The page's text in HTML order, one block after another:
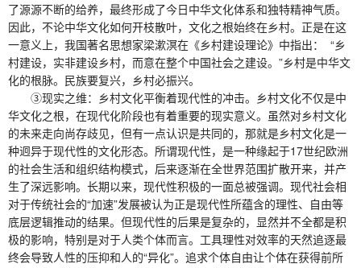
了源源不断的给养，最终形成了今日中华文化体系和独特精神气质。
因此，不论中华文化如何开枝散叶，文化之根始终在乡村。正是在这
一意义上，我国著名思想家梁漱溟在《乡村建设理论》中指出： “乡
村建设，实非建设乡村，而意在整个中国社会之建设。”乡村是中华文
化的根脉。民族要复兴，乡村必振兴。
③现实之维：乡村文化平衡着现代性的冲击。乡村文化不仅是中
华文化之根，在现代化阶段也有着重要的现实意义。虽然对乡村文化
的未来走向尚存歧见，但有一点认识是共同的，那就是乡村文化是一
种迥异于现代性的文化形态。所谓现代性，是一种缘起于17世纪欧洲
的社会生活和组织结构模式，后来逐渐在全世界范围扩散开来，并产
生了深远影响。长期以来，现代性积极的一面总被强调。现代社会相
对于传统社会的“加速”发展被认为正是现代性所蕴含的理性、自由等
底层逻辑推动的结果。但现代性的后果是复杂的，显然并不全都是积
极的影响，特别是对于人类个体而言。工具理性对效率的天然追逐最
终会导致人性的压抑和人的“异化”。追求个体自由让个体在获得前所